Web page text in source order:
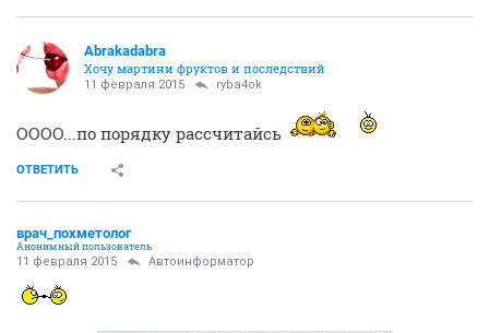
Abrakadabra
Хочу мартини фруктов и последствий
11 февраля 2015 ryba4ok
ОООО...по порядку рассчитайсь
ОТВЕТИТЬ
врач_похметолог
Анонимный пользователь
11 февраля 2015 Автоинформатор